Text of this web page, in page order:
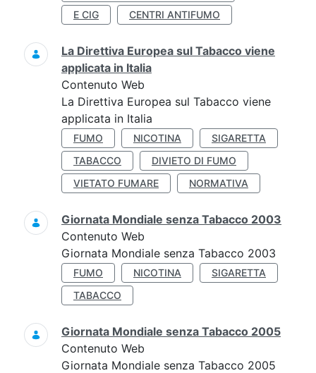
E CIG
CENTRI ANTIFUMO
La Direttiva Europea sul Tabacco viene
applicata in Italia
Contenuto Web
La Direttiva Europea sul Tabacco viene
applicata in Italia
FUMO NICOTINA
SIGARETTA
TABACCO
DIVIETO DI FUMO
VIETATO FUMARE
NORMATIVA
Giornata Mondiale senza Tabacco 2003
Contenuto Web
Giornata Mondiale senza Tabacco 2003
FUMO NICOTINA
SIGARETTA
TABACCO
Giornata Mondiale senza Tabacco 2005
Contenuto Web
Giornata Mondiale senza Tabacco 2005